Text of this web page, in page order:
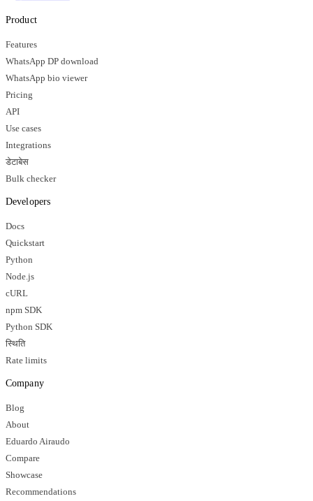
Product
Features
WhatsApp DP download
WhatsApp bio viewer
Pricing
API
Use cases
Integrations
डेटाबेस
Bulk checker
Developers
Docs
Quickstart
Python
Node.js
cURL
npm SDK
Python SDK
स्थिति
Rate limits
Company
Blog
About
Eduardo Airaudo
Compare
Showcase
Recommendations